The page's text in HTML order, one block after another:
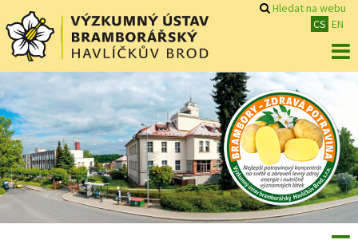
Hledat na webu
CS EN